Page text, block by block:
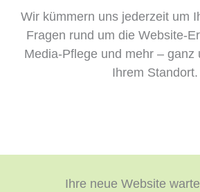
Wir kümmern uns jederzeit um
Fragen rund um die Website-
Media-Pflege und mehr – ganz
Ihrem Standort.
Ihre neue Website